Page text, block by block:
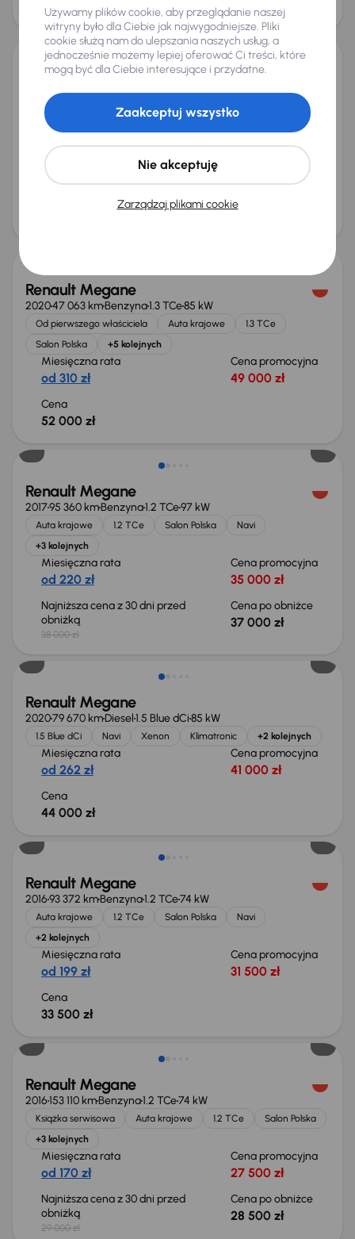
40 000 zł
Taniej o 1 000 zł
Renault Megane
99 914 kmBenzyna1.2 TCe97 kW
Od pierwszego właściciela
Książka serwisowa
Auta krajowe
1.2 TCe +8 kolejnych
Miesięczna rata
od 232 zł
Cena promocyjna
39 000 zł
Renault Megane
202047 063 kmBenzyna1.3 TCe85 kW
Od pierwszego właściciela Auta krajowe
1.3 TCe
Salon Polska
+5 kolejnych
Miesięczna rata
od 310 zł
Cena promocyjna
49 000 zł
Cena
52 000 zł
Taniej o 1 000 zł
Renault Megane
201795 360 kmBenzyna1.2 TCe97 kW
Auta krajowe 1.2 TCe Salon Polska
Navi
+3 kolejnych
Miesięczna rata
od 220 zł
Cena promocyjna
35 000 zł
Najniższa cena z 30 dni przed
obniżką
38 000 zł
Cena po obniżce
37 000 zł
Renault Megane
202079 670 kmDiesel1.5 Blue dCi85 kW
1.5 Blue dCi Navi Xenon Klimatronic +2 kolejnych
Miesięczna rata
od 262 zł
Cena promocyjna
41 000 zł
Cena
44 000 zł
Renault Megane
201693 372 kmBenzyna1.2 TCe74 kW
Auta krajowe 1.2 TCe Salon Polska
Navi
+2 kolejnych
Miesięczna rata
od 199 zł
Cena promocyjna
31 500 zł
Cena
33 500 zł
Taniej o 500 zł
Renault Megane
2016153 110 kmBenzyna1.2 TCe74 kW
Książka serwisowa Auta krajowe 1.2 TCe
Salon Polska
+3 kolejnych
Miesięczna rata
od 170 zł
Cena promocyjna
27 500 zł
Najniższa cena z 30 dni przed
obniżką
29 000 zł
Cena po obniżce
28 500 zł
Używamy plików cookie, aby przeglądanie naszej
witryny było dla Ciebie jak najwygodniejsze. Pliki
cookie służą nam do ulepszania naszych usług, a
jednocześnie możemy lepiej oferować Ci treści, które
mogą być dla Ciebie interesujące i przydatne.
Zarządzaj plikami cookie
Nie akceptuję
Zaakceptuj wszystko